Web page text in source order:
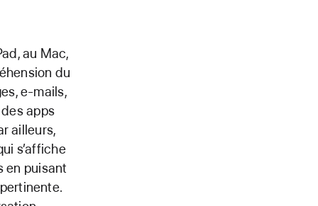
au Mac,
du
e‑mails,
apps
ailleurs,
s’affiche
en puisant